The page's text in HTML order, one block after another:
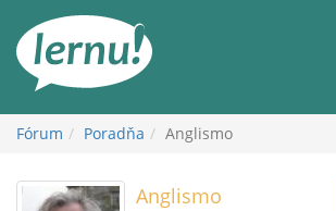
obsah
Fórum Poradňa Anglismo
Anglismo